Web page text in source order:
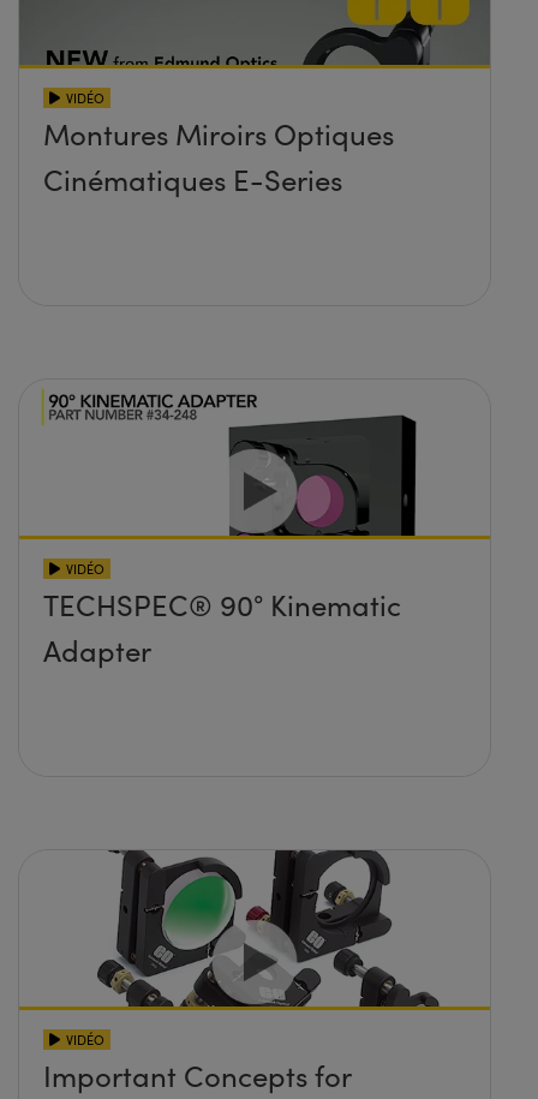
VIDÉO
Montures Miroirs Optiques
Cinématiques E-Series
VIDÉO
TECHSPEC® 90° Kinematic
Adapter
VIDÉO
Important Concepts for